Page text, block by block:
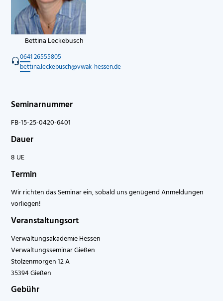
Bettina Leckebusch
0641 26555805
bettina.leckebusch@vwak-hessen.de
Seminarnummer
FB-15-25-0420-6401
Dauer
8 UE
Termin
Wir richten das Seminar ein, sobald uns genügend Anmeldungen
vorliegen!
Veranstaltungsort
Verwaltungsakademie Hessen
Verwaltungsseminar Gießen
Stolzenmorgen 12 A
35394 Gießen
Gebühr